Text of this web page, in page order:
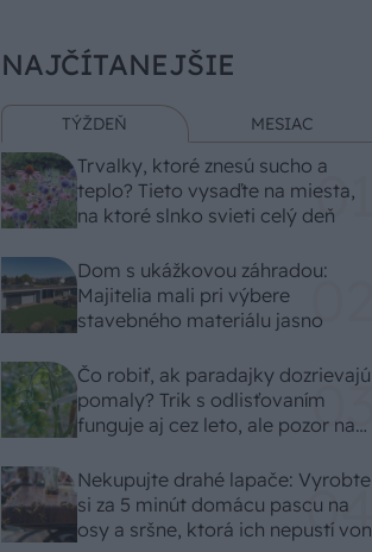
NAJČÍTANEJŠIE
TÝŽDEŇ MESIAC
Trvalky, ktoré znesú sucho a
teplo? Tieto vysaďte na miesta,
na ktoré slnko svieti celý deň
Dom s ukážkovou záhradou:
Majitelia mali pri výbere
stavebného materiálu jasno
Čo robiť, ak paradajky dozrievajú
pomaly? Trik s odlisťovaním
funguje aj cez leto, ale pozor na
Nekupujte drahé lapače: Vyrobte
si za 5 minút domácu pascu na
osy a sršne, ktorá ich nepustí von